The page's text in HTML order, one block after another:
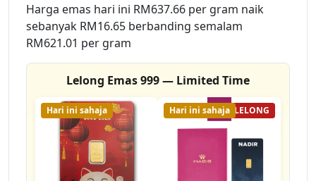
Harga emas hari ini RM637.66 per gram naik
sebanyak RM16.65 berbanding semalam
RM621.01 per gram
Lelong Emas 999 — Limited Time
Hari ini sahaja 2% LELONG
Hari ini sahaja